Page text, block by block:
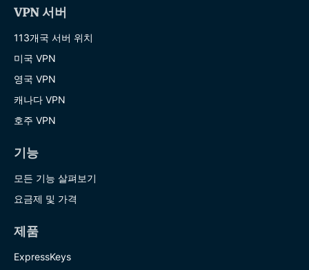
VPN 서버
113개국 서버 위치
미국 VPN
영국 VPN
캐나다 VPN
호주 VPN
기능
모든 기능 살펴보기
요금제 및 가격
제품
ExpressKeys